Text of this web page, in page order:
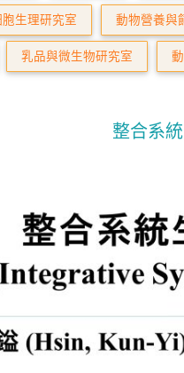
生理研究室 動物營養與
乳品與微生物研究室
整合系